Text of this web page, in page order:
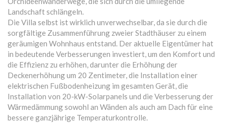
Landschaft schlängeln.
Die Villa selbst ist wirklich unverwechselbar, da sie durch die
sorgfältige Zusammenführung zweier Stadthäuser zu einem
geräumigen Wohnhaus entstand. Der aktuelle Eigentümer hat
in bedeutende Verbesserungen investiert, um den Komfort und
die Effizienz zu erhöhen, darunter die Erhöhung der
Deckenerhöhung um 20 Zentimeter, die Installation einer
elektrischen Fußbodenheizung im gesamten Gerät, die
Installation von 20-kW-Solarpanels und die Verbesserung der
Wärmedämmung sowohl an Wänden als auch am Dach für eine
bessere ganzjährige Temperaturkontrolle.